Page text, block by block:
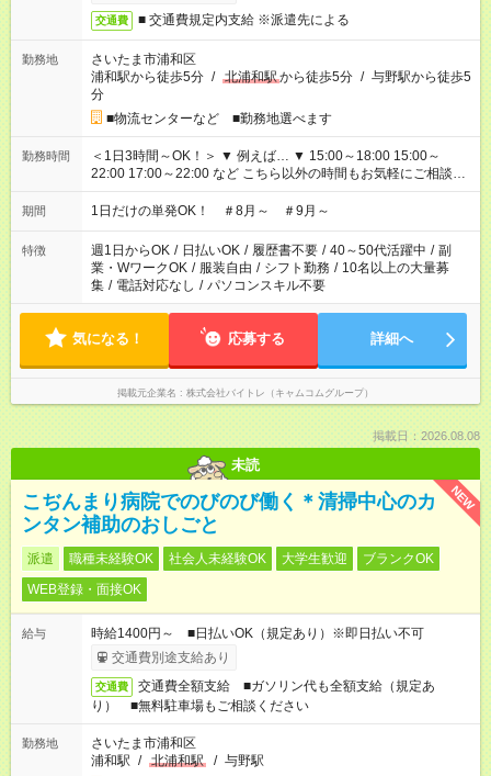
交通費 ■ 交通費規定内支給 ※派遣先による
勤務地
さいたま市浦和区
浦和駅から徒歩5分 / 北浦和駅から徒歩5分 / 与野駅から徒歩5
分
■物流センターなど ■勤務地選べます
勤務時間
＜1日3時間～OK！＞ ▼ 例えば… ▼ 15:00～18:00 15:00～
22:00 17:00～22:00 など こちら以外の時間もお気軽にご相談く
ださい！
期間 1日だけの単発OK！ ＃8月～ ＃9月～
特徴 週1日からOK / 日払いOK / 履歴書不要 / 40～50代活躍中 / 副
業・WワークOK / 服装自由 / シフト勤務 / 10名以上の大量募
集 / 電話対応なし / パソコンスキル不要
気になる！ 応募する 詳細へ
掲載元企業名 株式会社バイトレ（キャムコムグループ）
掲載日：2026.08.08
未読
NEW
こぢんまり病院でのびのび働く＊清掃中心のカ
ンタン補助のおしごと
派遣 職種未経験OK 社会人未経験OK 大学生歓迎
ブランクOK
WEB登録・面接OK
給与
時給1400円～ ■日払いOK（規定あり）※即日払い不可
交通費別途支給あり
交通費
交通費全額支給 ■ガソリン代も全額支給（規定あ
り） ■無料駐車場もご相談ください
勤務地
さいたま市浦和区
浦和駅 / 北浦和駅 / 与野駅